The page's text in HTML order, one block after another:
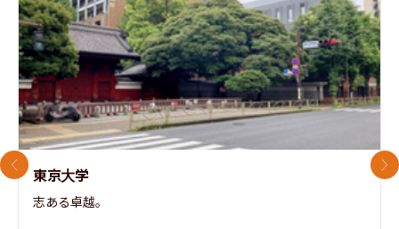
東京大学
志ある卓越。
前のスライド 次